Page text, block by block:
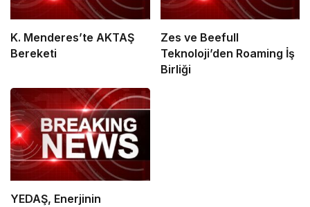
K. Menderes’te AKTAŞ
Bereketi
Zes ve Beefull
Teknoloji’den Roaming İş
Birliği
YEDAŞ, Enerjinin